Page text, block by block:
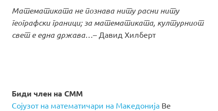
Математиката не познава ниту расни ниту
географски граници; за математиката, културниот
свет е една држава…– Давид Хилберт
Биди член на СММ
Сојузот на математичари на Македонија Ве